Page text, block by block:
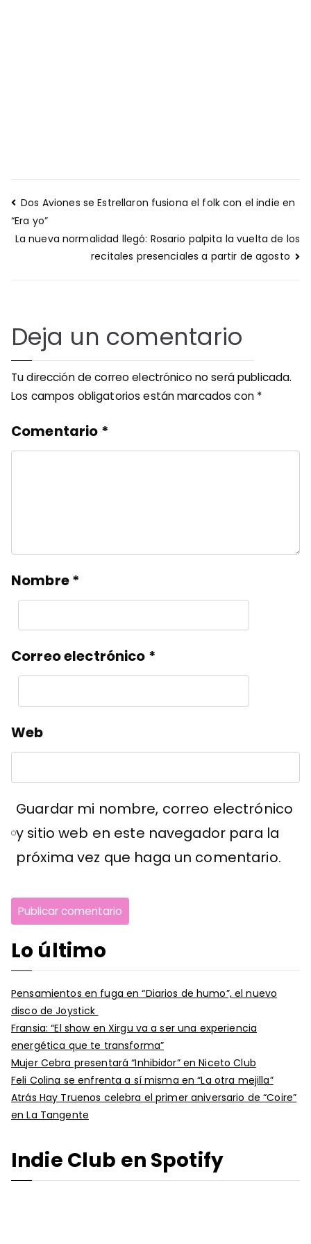
Navegación
de
entradas
Dos Aviones se Estrellaron fusiona el folk con el indie en
“Era yo”
La nueva normalidad llegó: Rosario palpita la vuelta de los
recitales presenciales a partir de agosto
Deja un comentario
Tu dirección de correo electrónico no será publicada.
Los campos obligatorios están marcados con *
Comentario *
Nombre*
Correo electrónico *
Web
Guardar mi nombre, correo electrónico
y sitio web en este navegador para la
próxima vez que haga un comentario.
Lo último
Pensamientos en fuga en “Diarios de humo”, el nuevo
disco de Joystick
Fransia: “El show en Xirgu va a ser una experiencia
energética que te transforma”
Mujer Cebra presentará “Inhibidor” en Niceto Club
Feli Colina se enfrenta a sí misma en “La otra mejilla”
Atrás Hay Truenos celebra el primer aniversario de “Coire”
en La Tangente
Indie Club en Spotify